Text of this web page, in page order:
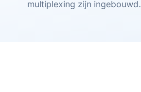
multiplexing zijn ingebouwd.